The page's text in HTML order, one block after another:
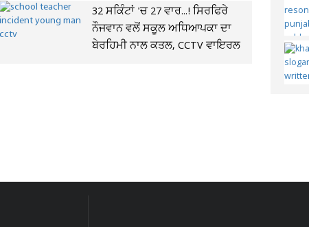
32 ਸਕਿੰਟਾਂ 'ਚ 27 ਵਾਰ...! ਸਿਰਫਿਰੇ
ਨੌਜਵਾਨ ਵਲੋਂ ਸਕੂਲ ਅਧਿਆਪਕਾ ਦਾ
ਬੇਰਹਿਮੀ ਨਾਲ ਕਤਲ, CCTV ਵਾਇਰਲ